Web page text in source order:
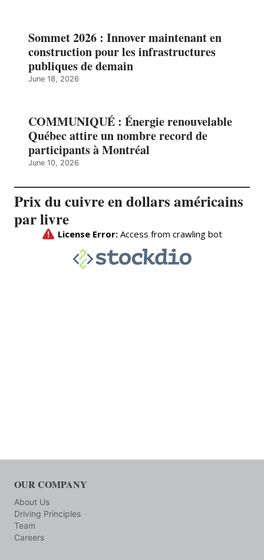
Sommet 2026 : Innover maintenant en
construction pour les infrastructures
publiques de demain
June 18, 2026
COMMUNIQUÉ : Énergie renouvelable
Québec attire un nombre record de
participants à Montréal
June 10, 2026
Prix du cuivre en dollars américains
par livre
OUR COMPANY
About Us
Driving Principles
Team
Careers